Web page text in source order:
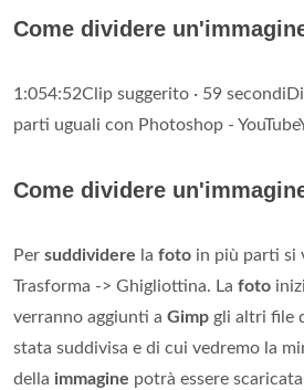
Come dividere
1:054:52Clip suggerito · 59
parti uguali con Photoshop -
Come dividere
Per suddividere la foto in più parti si
Trasforma -> Ghigliottina. La foto
verranno aggiunti a Gimp gli altri file
stata suddivisa e di cui vedremo la
della immagine potrà essere scaricata